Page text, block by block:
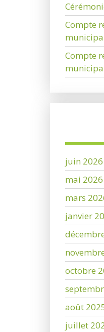
Compte
Compte
juin 2026
mai 2026
mars
janvier
octobre
août
juillet